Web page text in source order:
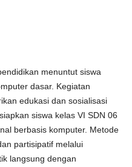
menuntut siswa
dasar. Kegiatan
edukasi dan sosialisasi
siswa kelas VI SDN 06
berbasis komputer. Metode
partisipatif melalui
langsung dengan